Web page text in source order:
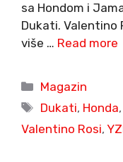
sa Hondom i
Dukati. Valentino
više … Read more
Categories
Magazin
Tags
Dukati, Honda,
Valentino Rosi,